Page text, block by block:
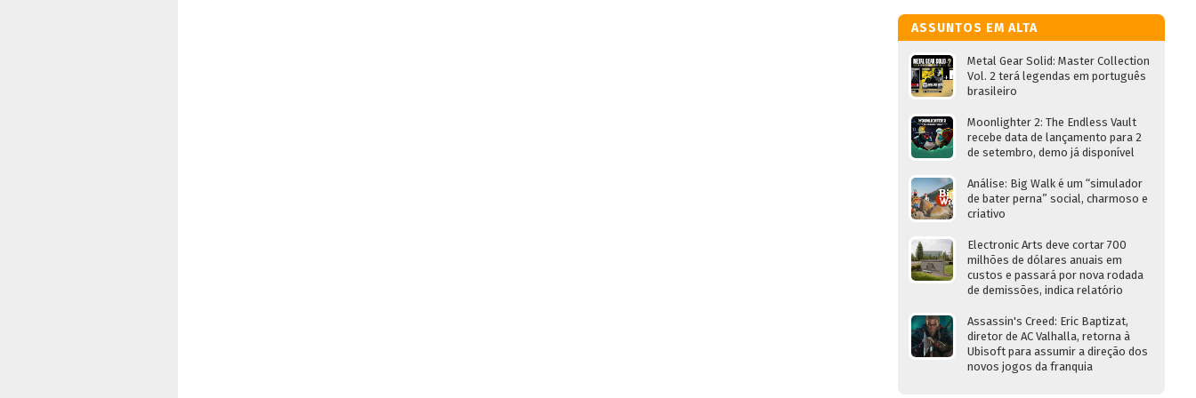
ASSUNTOS EM ALTA
Metal Gear Solid: Master Collection
Vol. 2 terá legendas em português
brasileiro
Moonlighter 2: The Endless Vault
recebe data de lançamento para 2
de setembro, demo já disponível
Análise: Big Walk é um “simulador
de bater perna” social, charmoso e
criativo
Electronic Arts deve cortar 700
milhões de dólares anuais em
custos e passará por nova rodada
de demissões, indica relatório
Assassin's Creed: Eric Baptizat,
diretor de AC Valhalla, retorna à
Ubisoft para assumir a direção dos
novos jogos da franquia